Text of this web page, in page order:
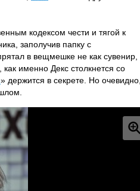
кодексом чести и тягой к
заполучив папку с
в вещмешке не как сувенир,
именно Декс столкнется со
» держится в секрете. Но очевидно,